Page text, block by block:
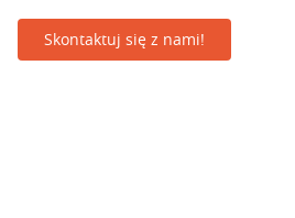
Skontaktuj się z nami!